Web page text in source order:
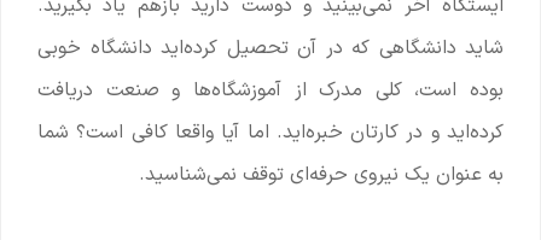
ایستگاه آخر نمی‌بینید و دوست دارید بازهم یاد بگیرید.
شاید دانشگاهی که در آن تحصیل کرده‌اید دانشگاه خوبی
بوده است، کلی مدرک از آموزشگاه‌ها و صنعت دریافت
کرده‌اید و در کارتان خبره‌اید. اما آیا واقعا کافی است؟ شما
به عنوان یک نیروی حرفه‌ای توقف نمی‌شناسید.